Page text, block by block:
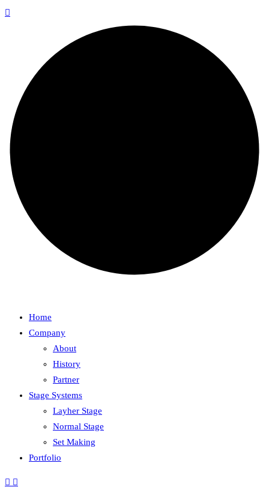
Home
Company
About
History
Partner
Stage Systems
Layher Stage
Normal Stage
Set Making
Portfolio